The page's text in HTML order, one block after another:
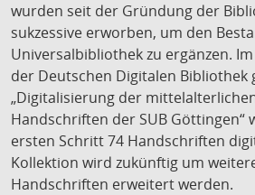
wurden seit der Gründung der
sukzessive erworben, um den
Universalbibliothek zu ergänzen.
der Deutschen Digitalen
„Digitalisierung der
Handschriften der SUB Göttingen“
ersten Schritt 74 Handschriften
Kollektion wird zukünftig um
Handschriften erweitert werden.